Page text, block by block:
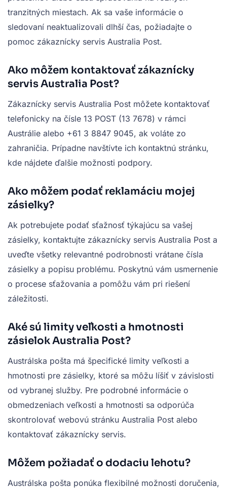
tranzitných miestach. Ak sa vaše informácie o
sledovaní neaktualizovali dlhší čas, požiadajte o
pomoc zákaznícky servis Australia Post.
Ako môžem kontaktovať zákaznícky
servis Australia Post?
Zákaznícky servis Australia Post môžete kontaktovať
telefonicky na čísle 13 POST (13 7678) v rámci
Austrálie alebo +61 3 8847 9045, ak voláte zo
zahraničia. Prípadne navštívte ich kontaktnú stránku,
kde nájdete ďalšie možnosti podpory.
Ako môžem podať reklamáciu mojej
zásielky?
Ak potrebujete podať sťažnosť týkajúcu sa vašej
zásielky, kontaktujte zákaznícky servis Australia Post a
uveďte všetky relevantné podrobnosti vrátane čísla
zásielky a popisu problému. Poskytnú vám usmernenie
o procese sťažovania a pomôžu vám pri riešení
záležitosti.
Aké sú limity veľkosti a hmotnosti
zásielok Australia Post?
Austrálska pošta má špecifické limity veľkosti a
hmotnosti pre zásielky, ktoré sa môžu líšiť v závislosti
od vybranej služby. Pre podrobné informácie o
obmedzeniach veľkosti a hmotnosti sa odporúča
skontrolovať webovú stránku Australia Post alebo
kontaktovať zákaznícky servis.
Môžem požiadať o dodaciu lehotu?
Austrálska pošta ponúka flexibilné možnosti doručenia,